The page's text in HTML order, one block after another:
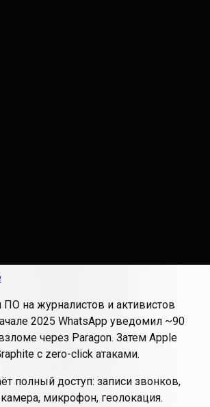
на журналистов и активистов
2025 WhatsApp уведомил ~90
через Paragon. Затем Apple
с zero-click атаками.
полный доступ: записи звонков,
микрофон, геолокация.